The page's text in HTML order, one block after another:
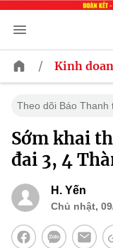
/ Kinh
Theo dõi Báo Thanh
Sớm khai
đai 3, 4
H. Yến
Chủ nhật,